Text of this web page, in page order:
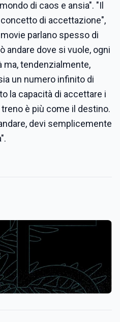
di caos e ansia". "Il
di accettazione",
parlano spesso di
andare dove si vuole, ogni
ma, tendenzialmente,
un numero infinito di
la capacità di accettare i
è più come il destino.
devi semplicemente